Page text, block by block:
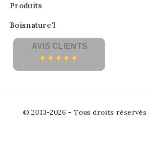
Produits
Boisnature'l
AVIS CLIENTS
© 2013-2026 - Tous droits